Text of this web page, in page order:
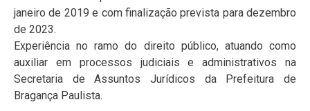
janeiro de 2019 e com finalização prevista para dezembro
de 2023.
Experiência no ramo do direito público, atuando como
auxiliar em processos judiciais e administrativos na
Secretaria de Assuntos Jurídicos da Prefeitura de
Bragança Paulista.